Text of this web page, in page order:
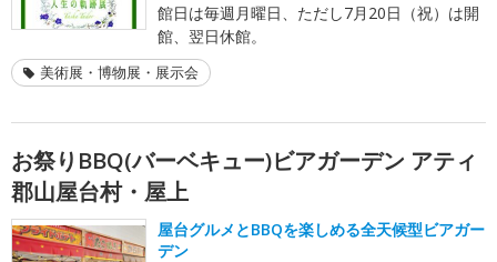
館日は毎週月曜日、ただし7月20日（祝）は開
館、翌日休館。
美術展・博物展・展示会
お祭りBBQ(バーベキュー)ビアガーデン アティ
郡山屋台村・屋上
屋台グルメとBBQを楽しめる全天候型ビアガー
デン